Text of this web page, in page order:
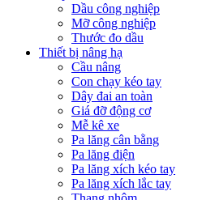
Dầu công nghiệp
Mỡ công nghiệp
Thước đo dầu
Thiết bị nâng hạ
Cầu nâng
Con chạy kéo tay
Dây đai an toàn
Giá đỡ động cơ
Mễ kê xe
Pa lăng cân bằng
Pa lăng điện
Pa lăng xích kéo tay
Pa lăng xích lắc tay